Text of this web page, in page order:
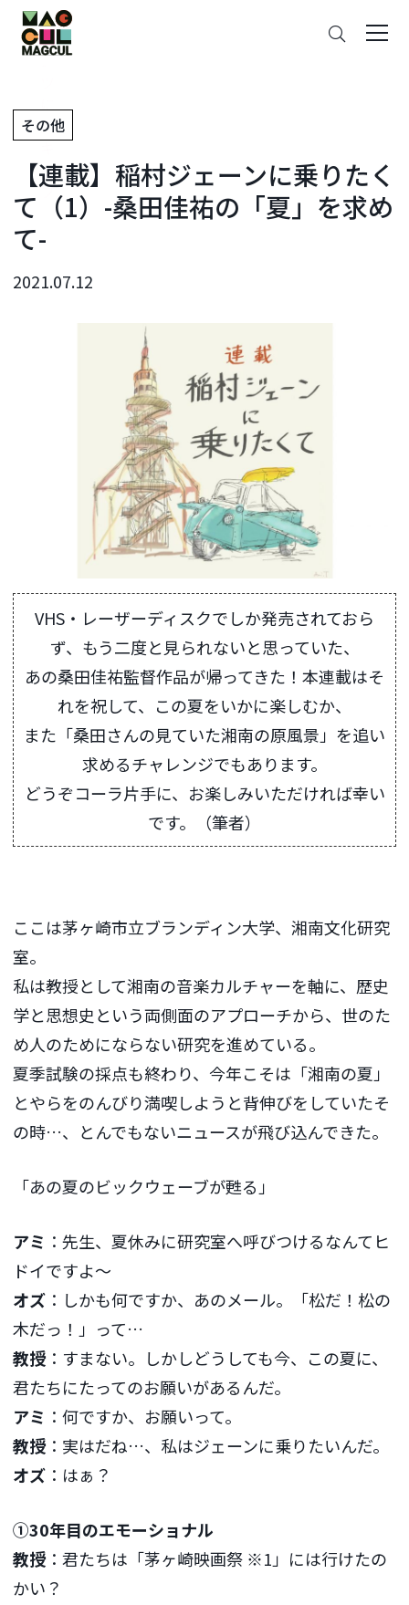
ン
テ
ン
に
ス
キ
ッ
プ
その他
【連載】稲村ジェーンに乗りたく
て（1）-桑田佳祐の「夏」を求め
て-
2021.07.12
VHS・レーザーディスクでしか発売されておら
ず、もう二度と見られないと思っていた、
あの桑田佳祐監督作品が帰ってきた！本連載はそ
れを祝して、この夏をいかに楽しむか、
また「桑田さんの見ていた湘南の原風景」を追い
求めるチャレンジでもあります。
どうぞコーラ片手に、お楽しみいただければ幸い
です。（筆者）
ここは茅ヶ崎市立ブランディン大学、湘南文化研究
室。
私は教授として湘南の音楽カルチャーを軸に、歴史
学と思想史という両側面のアプローチから、世のた
め人のためにならない研究を進めている。
夏季試験の採点も終わり、今年こそは「湘南の夏」
とやらをのんびり満喫しようと背伸びをしていたそ
の時…、とんでもないニュースが飛び込んできた。
「あの夏のビックウェーブが甦る」
アミ ：先生、夏休みに研究室へ呼びつけるなんてヒ
ドイですよ〜
オズ ：しかも何ですか、あのメール。「松だ！松の
木だっ！」って…
教授 ：すまない。しかしどうしても今、この夏に、
君たちにたってのお願いがあるんだ。
アミ ：何ですか、お願いって。
教授 ：実はだね…、私はジェーンに乗りたいんだ。
オズ ：はぁ？
①30年目のエモーショナル
教授 ：君たちは「茅ヶ崎映画祭 ※1」には行けたの
かい？